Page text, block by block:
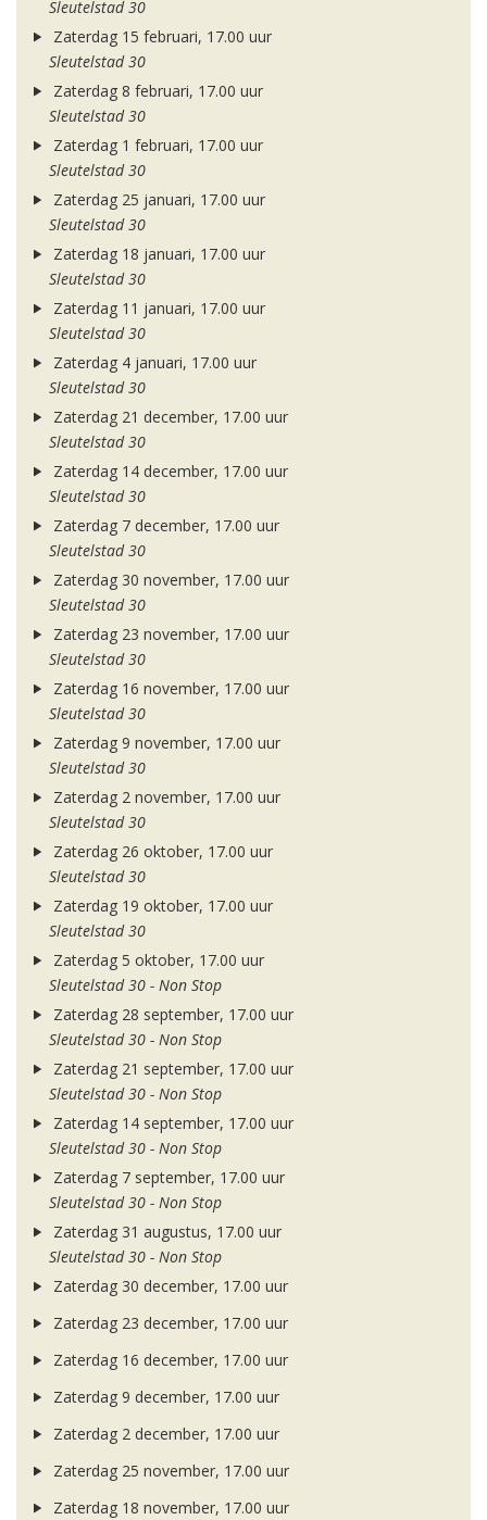
Sleutelstad 30
Zaterdag 15 februari, 17.00 uur
Sleutelstad 30
Zaterdag 8 februari, 17.00 uur
Sleutelstad 30
Zaterdag 1 februari, 17.00 uur
Sleutelstad 30
Zaterdag 25 januari, 17.00 uur
Sleutelstad 30
Zaterdag 18 januari, 17.00 uur
Sleutelstad 30
Zaterdag 11 januari, 17.00 uur
Sleutelstad 30
Zaterdag 4 januari, 17.00 uur
Sleutelstad 30
Zaterdag 21 december, 17.00 uur
Sleutelstad 30
Zaterdag 14 december, 17.00 uur
Sleutelstad 30
Zaterdag 7 december, 17.00 uur
Sleutelstad 30
Zaterdag 30 november, 17.00 uur
Sleutelstad 30
Zaterdag 23 november, 17.00 uur
Sleutelstad 30
Zaterdag 16 november, 17.00 uur
Sleutelstad 30
Zaterdag 9 november, 17.00 uur
Sleutelstad 30
Zaterdag 2 november, 17.00 uur
Sleutelstad 30
Zaterdag 26 oktober, 17.00 uur
Sleutelstad 30
Zaterdag 19 oktober, 17.00 uur
Sleutelstad 30
Zaterdag 5 oktober, 17.00 uur
Sleutelstad 30 - Non Stop
Zaterdag 28 september, 17.00 uur
Sleutelstad 30 - Non Stop
Zaterdag 21 september, 17.00 uur
Sleutelstad 30 - Non Stop
Zaterdag 14 september, 17.00 uur
Sleutelstad 30 - Non Stop
Zaterdag 7 september, 17.00 uur
Sleutelstad 30 - Non Stop
Zaterdag 31 augustus, 17.00 uur
Sleutelstad 30 - Non Stop
Zaterdag 30 december, 17.00 uur
Zaterdag 23 december, 17.00 uur
Zaterdag 16 december, 17.00 uur
Zaterdag 9 december, 17.00 uur
Zaterdag 2 december, 17.00 uur
Zaterdag 25 november, 17.00 uur
Zaterdag 18 november, 17.00 uur